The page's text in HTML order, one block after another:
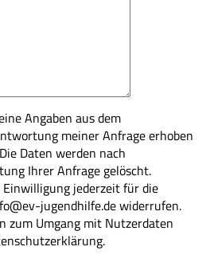
Angaben aus dem
meiner Anfrage erhoben
Daten werden nach
Ihrer Anfrage gelöscht.
jederzeit für die
jugendhilfe.de widerrufen.
zum Umgang mit Nutzerdaten